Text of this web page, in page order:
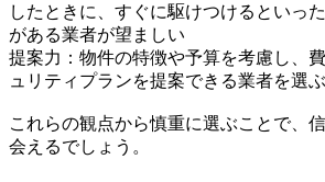
したときに、すぐに駆けつけるといっ
がある業者が望ましい
提案力：物件の特徴や予算を考慮し、
ュリティプランを提案できる業者を選ぶ
これらの観点から慎重に選ぶことで、
会えるでしょう。